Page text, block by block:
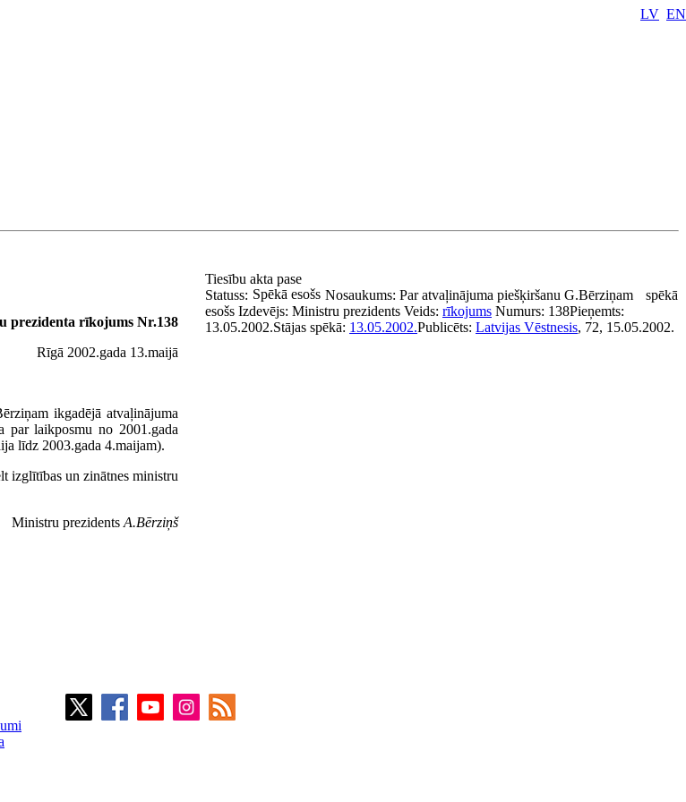
LV EN
prezidenta rīkojums Nr.138
Rīgā 2002.gada 13.maijā
ikgadējā atvaļinājuma
par laikposmu no 2001.gada
līdz 2003.gada 4.maijam).
izglītības un zinātnes ministru
Ministru prezidents A.Bērziņš
Tiesību akta pase
Nosaukums: Par atvaļinājuma piešķiršanu G.Bērziņam
Statuss: Spēkā esošs
spēkā
esošs Izdevējs: Ministru prezidents Veids: rīkojums Numurs: 138Pieņemts:
13.05.2002.Stājas spēkā: 13.05.2002.Publicēts: Latvijas Vēstnesis, 72, 15.05.2002.